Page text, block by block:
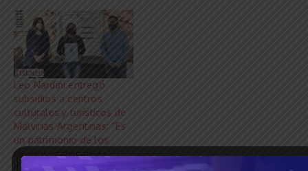
Leo Nardini entregó
subsidios a centros
culturales y turísticos de
Malvinas Argentinas: “Es
un patrimonio de los
vecinos malvinenses”
16 abril, 2021